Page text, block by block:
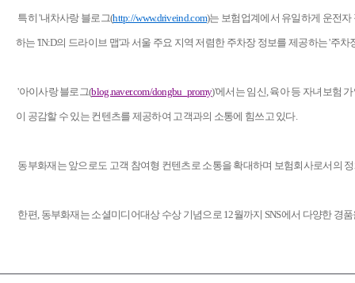
특히 '내차사랑 블로그(http://www.driveind.com)는 보험업계에서 유일하게 운전
하는 'IN:D의 드라이브 맵'과 서울 주요 지역 저렴한 주차장 정보를 제공하는 '주
'아이사랑 블로그(blog.naver.com/dongbu_promy)'에서는 임신, 육아 등 자녀보험
이 공감할 수 있는 컨텐츠를 제공하여 고객과의 소통에 힘쓰고 있다.
동부화재는 앞으로도 고객 참여형 컨텐츠로 소통을 확대하며 보험회사로서의
한편, 동부화재는 소셜미디어대상 수상 기념으로 12월까지 SNS에서 다양한 경